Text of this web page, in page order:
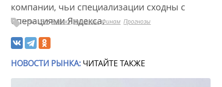
компании, чьи специализации сходны с
операциями Яндекса.
Теги: IPO Яндекс Финансы Финам Прогнозы
НОВОСТИ РЫНКА: ЧИТАЙТЕ ТАКЖЕ